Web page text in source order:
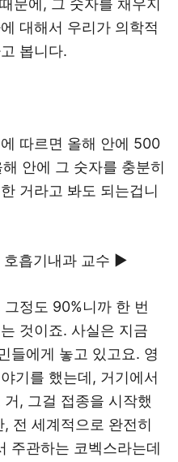
문에, 그 숫자를 채우지
대해서 우리가 의학적
봅니다.
따르면 올해 안에 500
안에 그 숫자를 충분히
거라고 봐도 되는겁니
흡기내과 교수 ▶
정도 90%니까 한 번
것이죠. 사실은 지금
들에게 놓고 있고요. 영
기를 했는데, 거기에서
, 그걸 접종을 시작했
전 세계적으로 완전히
주관하는 코벡스라는데